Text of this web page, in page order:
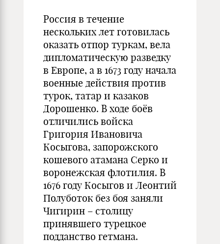
Россия в течение
нескольких лет готовилась
оказать отпор туркам, вела
дипломатическую разведку
в Европе, а в 1673 году начала
военные действия против
турок, татар и казаков
Дорошенко. В ходе боёв
отличились войска
Григория Ивановича
Косыгова, запорожского
кошевого атамана Серко и
воронежская флотилия. В
1676 году Косыгов и Леонтий
Полуботок без боя заняли
Чигирин – столицу
принявшего турецкое
подданство гетмана.